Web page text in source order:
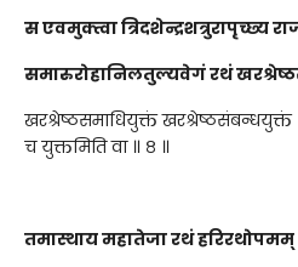
स एवमुक्त्वा त्रिदशेन्द्रशत्रुरापृच्छ्य
समारुरोहानिलतुल्यवेगं रथं
खरश्रेष्ठसमाधियुक्तं खरश्रेष्ठसंबन्धयुक्तं
च युक्तमिति वा ॥ ८ ॥
तमास्थाय महातेजा रथं हरिरथोपमम्